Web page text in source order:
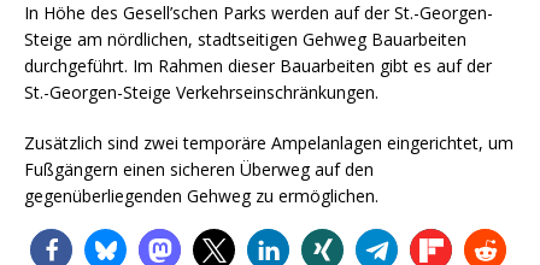
In Höhe des Gesell’schen Parks werden auf der St.-Georgen-
Steige am nördlichen, stadtseitigen Gehweg Bauarbeiten
durchgeführt. Im Rahmen dieser Bauarbeiten gibt es auf der
St.-Georgen-Steige Verkehrseinschränkungen.
Zusätzlich sind zwei temporäre Ampelanlagen eingerichtet, um
Fußgängern einen sicheren Überweg auf den
gegenüberliegenden Gehweg zu ermöglichen.